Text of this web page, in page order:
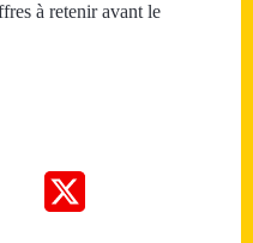
à retenir avant le